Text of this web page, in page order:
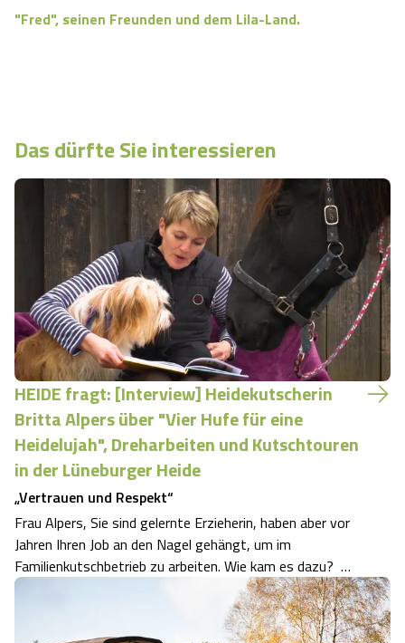
"Fred", seinen Freunden und dem Lila-Land.
Das dürfte Sie interessieren
HEIDE fragt: [Interview] Heidekutscherin
Britta Alpers über "Vier Hufe für eine
Heidelujah", Dreharbeiten und Kutschtouren
in der Lüneburger Heide
„Vertrauen und Respekt“
Frau Alpers, Sie sind gelernte Erzieherin, haben aber vor
Jahren Ihren Job an den Nagel gehängt, um im
Familienkutschbetrieb zu arbeiten. Wie kam es dazu?
Das war eine schwierige Entscheidung. 25 Jahre lang habe
ich beides gemacht, bin an den Wochenenden und im
Urlaub Kutsche gefahren und w…